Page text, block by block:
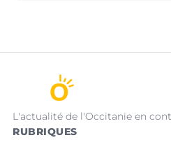
L'actualité de l'Occitanie en
RUBRIQUES